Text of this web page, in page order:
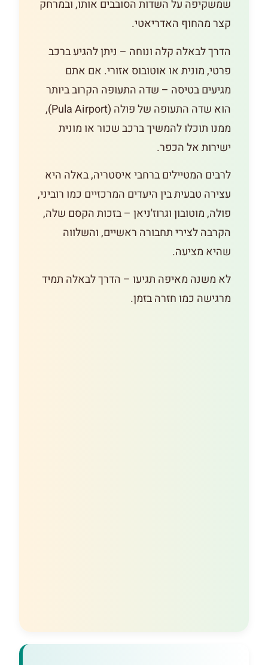
שמשקיפה על השדות הסובבים אותו, ובמרחק
קצר מהחוף האדריאטי.
הדרך לבאלה קלה ונוחה – ניתן להגיע ברכב
פרטי, מונית או אוטובוס אזורי. אם אתם
מגיעים בטיסה – שדה התעופה הקרוב ביותר
הוא שדה התעופה של פולה (Pula Airport),
ממנו תוכלו להמשיך ברכב שכור או מונית
ישירות אל הכפר.
לרבים המטיילים ברחבי איסטריה, באלה היא
עצירה טבעית בין היעדים המרכזיים כמו רוביני,
פולה, מוטובון וגרוז'ניאן – בזכות הקסם שלה,
הקרבה לצירי תחבורה ראשיים, והשלווה
שהיא מציעה.
לא משנה מאיפה תגיעו – הדרך לבאלה תמיד
מרגישה כמו חזרה בזמן.